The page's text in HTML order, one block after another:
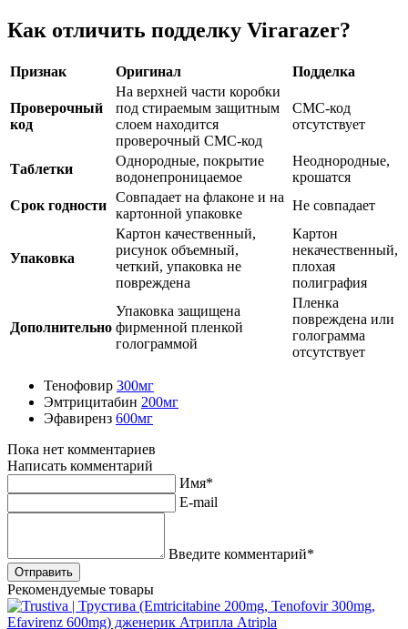
Как отличить подделку Virarazer?
Признак Оригинал Подделка
Проверочный
код
На верхней части коробки
под стираемым защитным
слоем находится
проверочный СМС-код
СМС-код
отсутствует
Таблетки
Однородные, покрытие
водонепроницаемое
Неоднородные,
крошатся
Срок годности
Совпадает на флаконе и на
картонной упаковке
Не совпадает
Упаковка
Картон качественный,
рисунок объемный,
четкий, упаковка не
повреждена
Картон
некачественный,
плохая
полиграфия
Дополнительно
Упаковка защищена
фирменной пленкой
голограммой
Пленка
повреждена или
голограмма
отсутствует
Тенофовир 300мг
Эмтрицитабин 200мг
Эфавиренз 600мг
Пока нет комментариев
Написать комментарий
Имя*
E-mail
Введите комментарий*
Рекомендуемые товары